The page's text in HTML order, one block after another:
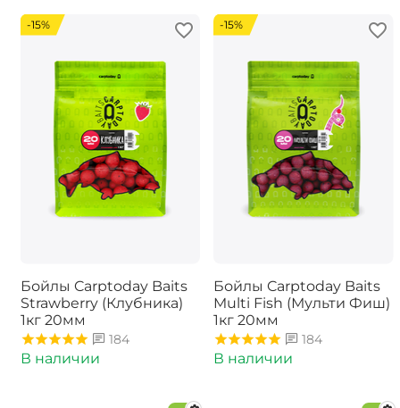
-15%
Бойлы Carptoday Baits
Strawberry (Клубника)
1кг 20мм
184
В наличии
-15%
Бойлы Carptoday Baits
Multi Fish (Мульти Фиш)
1кг 20мм
184
В наличии